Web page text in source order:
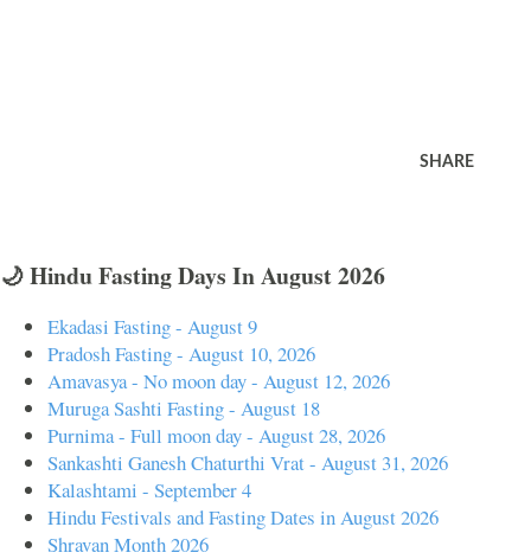
SHARE
🌙 Hindu Fasting Days In August 2026
Ekadasi Fasting - August 9
Pradosh Fasting - August 10, 2026
Amavasya - No moon day - August 12, 2026
Muruga Sashti Fasting - August 18
Purnima - Full moon day - August 28, 2026
Sankashti Ganesh Chaturthi Vrat - August 31, 2026
Kalashtami - September 4
Hindu Festivals and Fasting Dates in August 2026
Shravan Month 2026